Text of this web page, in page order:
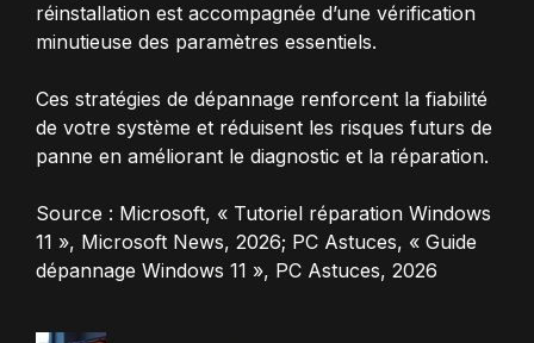
réinstallation est accompagnée d’une vérification
minutieuse des paramètres essentiels.
Ces stratégies de dépannage renforcent la fiabilité
de votre système et réduisent les risques futurs de
panne en améliorant le diagnostic et la réparation.
Source : Microsoft, « Tutoriel réparation Windows
11 », Microsoft News, 2026; PC Astuces, « Guide
dépannage Windows 11 », PC Astuces, 2026